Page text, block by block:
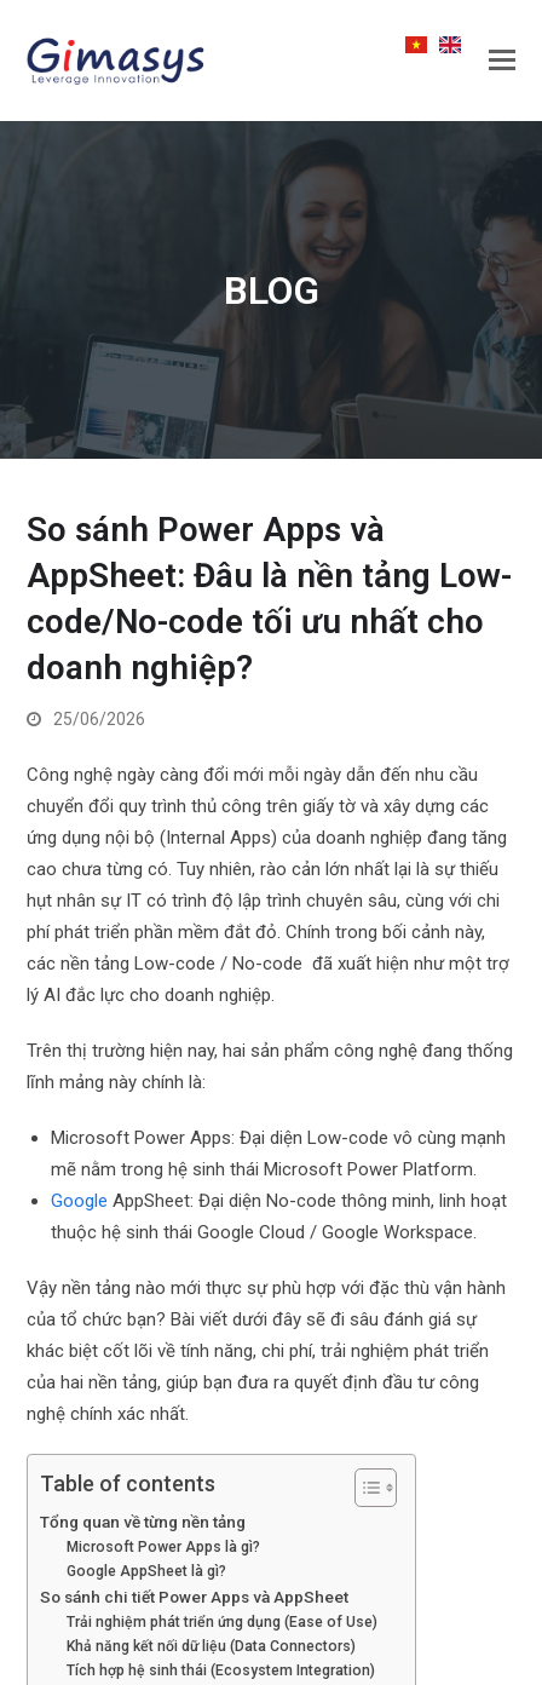
BLOG
So sánh Power Apps và
AppSheet: Đâu là nền tảng Low-
code/No-code tối ưu nhất cho
doanh nghiệp?
25/06/2026
Công nghệ ngày càng đổi mới mỗi ngày dẫn đến nhu cầu
chuyển đổi quy trình thủ công trên giấy tờ và xây dựng các
ứng dụng nội bộ (Internal Apps) của doanh nghiệp đang tăng
cao chưa từng có. Tuy nhiên, rào cản lớn nhất lại là sự thiếu
hụt nhân sự IT có trình độ lập trình chuyên sâu, cùng với chi
phí phát triển phần mềm đắt đỏ. Chính trong bối cảnh này,
các nền tảng Low-code / No-code đã xuất hiện như một trợ
lý AI đắc lực cho doanh nghiệp.
Trên thị trường hiện nay, hai sản phẩm công nghệ đang thống
lĩnh mảng này chính là:
Microsoft Power Apps: Đại diện Low-code vô cùng mạnh
mẽ nằm trong hệ sinh thái Microsoft Power Platform.
Google AppSheet: Đại diện No-code thông minh, linh hoạt
thuộc hệ sinh thái Google Cloud / Google Workspace.
Vậy nền tảng nào mới thực sự phù hợp với đặc thù vận hành
của tổ chức bạn? Bài viết dưới đây sẽ đi sâu đánh giá sự
khác biệt cốt lõi về tính năng, chi phí, trải nghiệm phát triển
của hai nền tảng, giúp bạn đưa ra quyết định đầu tư công
nghệ chính xác nhất.
Table of contents
Tổng quan về từng nền tảng
Microsoft Power Apps là gì?
Google AppSheet là gì?
So sánh chi tiết Power Apps và AppSheet
Trải nghiệm phát triển ứng dụng (Ease of Use)
Khả năng kết nối dữ liệu (Data Connectors)
Tích hợp hệ sinh thái (Ecosystem Integration)